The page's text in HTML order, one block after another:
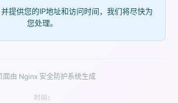
提供您的IP地址和访问时间，我们将尽快为
您处理。
面由 Nginx 安全防护系统生成
时间: